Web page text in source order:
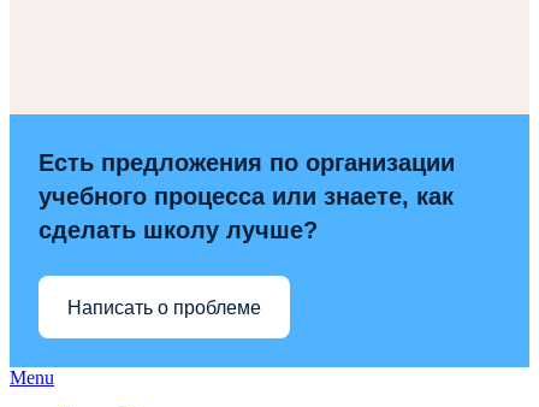
Есть предложения по организации
учебного процесса или знаете, как
сделать школу лучше?
Написать о проблеме
Menu